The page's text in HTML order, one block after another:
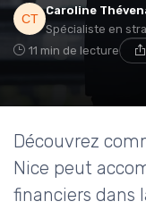
Caroline
Spécialiste en
11 min de lecture
Découvrez
Nice peut
financiers dans